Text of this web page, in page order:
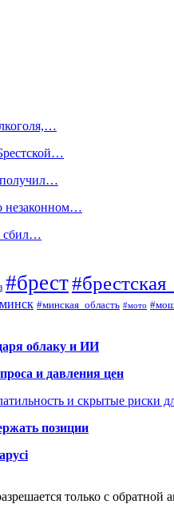
получил…
незаконном…
сбил…
#брест
#минская_область #мото
облаку и ИИ
и давления цен
и скрытые риски
позиции
только с обратной